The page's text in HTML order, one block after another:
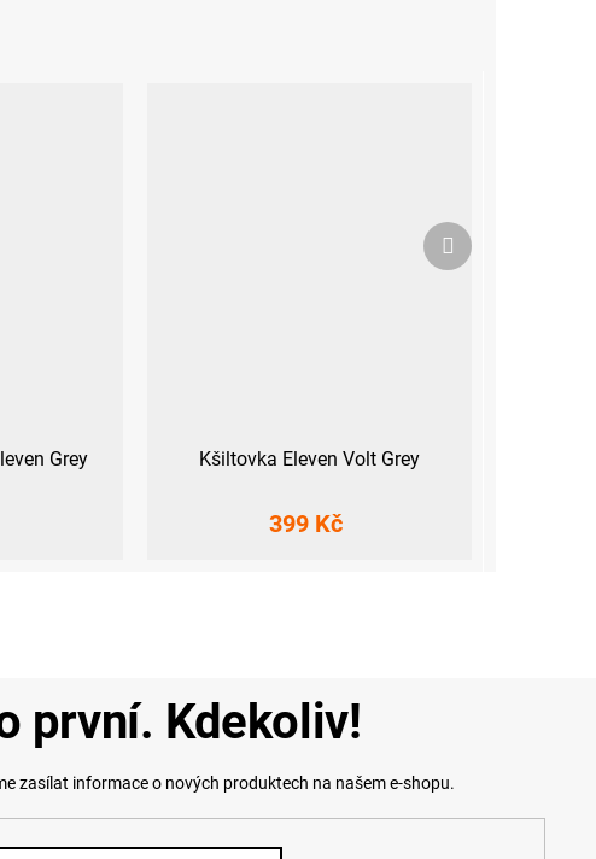
Grey Kšiltovka Eleven Volt Grey
399 Kč
Další
produkt
první. Kdekoliv!
zasílat informace o nových produktech na našem e-shopu.